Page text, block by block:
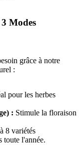
Modes
grâce à notre
:
pour les herbes
: Stimule la floraison
8 variétés
toute l'année.